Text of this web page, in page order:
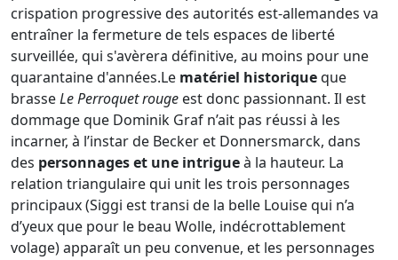
crispation progressive des autorités est-allemandes va
entraîner la fermeture de tels espaces de liberté
surveillée, qui s'avèrera définitive, au moins pour une
quarantaine d'années.Le matériel historiqueque
brasseLe Perroquet rouge est donc passionnant. Il est
dommage que Dominik Graf n’ait pas réussi à les
incarner, à l’instar de Becker et Donnersmarck, dans
des personnages et une intrigueà la hauteur. La
relation triangulaire qui unit les trois personnages
principaux (Siggi est transi de la belle Louise qui n’a
d’yeux que pour le beau Wolle, indécrottablement
volage) apparaît un peu convenue, et les personnages